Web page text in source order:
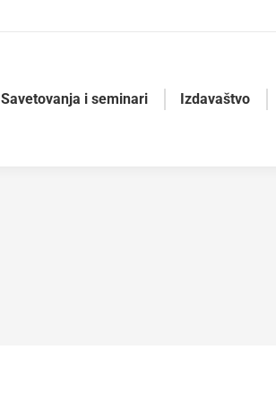
Savetovanja i seminari Izdavaštvo